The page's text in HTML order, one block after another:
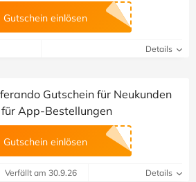
Gutschein einlösen
Details
Gutschein für Neukunden
App-Bestellungen
Gutschein einlösen
Verfällt am 30.9.26 Details